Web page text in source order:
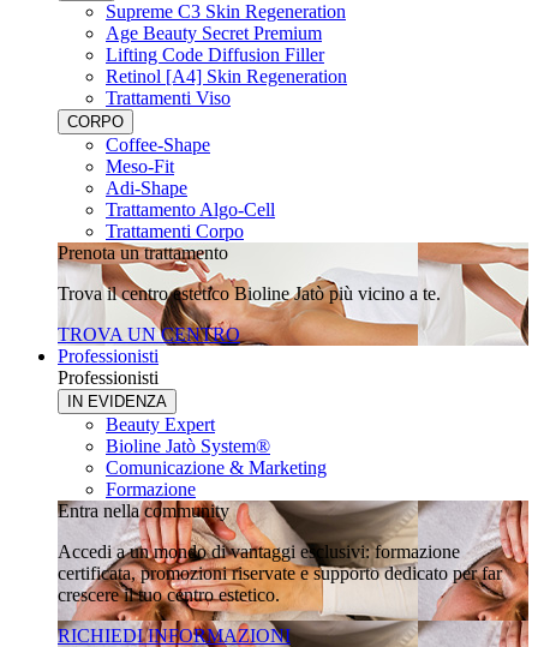
Supreme C3 Skin Regeneration
Age Beauty Secret Premium
Lifting Code Diffusion Filler
Retinol [A4] Skin Regeneration
Trattamenti Viso
CORPO
Coffee-Shape
Meso-Fit
Adi-Shape
Trattamento Algo-Cell
Trattamenti Corpo
Prenota un trattamento
Trova il centro estetico Bioline Jatò più vicino a te.
TROVA UN CENTRO
Professionisti
Professionisti
IN EVIDENZA
Beauty Expert
Bioline Jatò System®
Comunicazione & Marketing
Formazione
Entra nella community
Accedi a un mondo di vantaggi esclusivi: formazione
certificata, promozioni riservate e supporto dedicato per far
crescere il tuo centro estetico.
RICHIEDI INFORMAZIONI